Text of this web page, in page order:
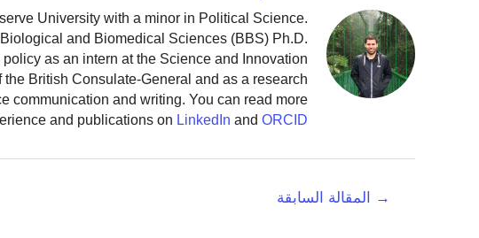
University with a minor in Political Science.
and Biomedical Sciences (BBS) Ph.D.
as an intern at the Science and Innovation
British Consulate-General and as a research
communication and writing. You can read more
and publications on LinkedIn and ORCID
تصفّح→ المقالة السابقة